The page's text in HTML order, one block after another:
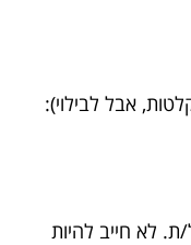
אבל לבילוי):
לא חייב להיות